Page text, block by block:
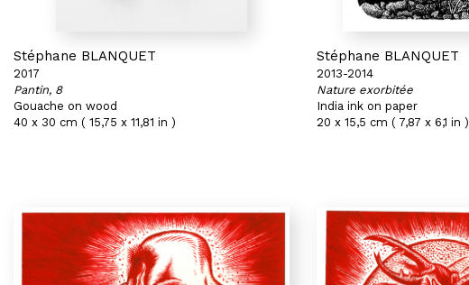
Stéphane BLANQUET
2017
Pantin, 8
Gouache on wood
40 x 30 cm ( 15,75 x 11,81 in )
Stéphane BLANQUET
2013-2014
Nature exorbitée
India ink on paper
20 x 15,5 cm ( 7,87 x 6,1 in )